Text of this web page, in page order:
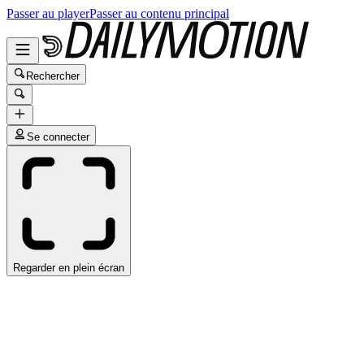
Passer au playerPasser au contenu principal
Rechercher
Se connecter
Regarder en plein écran